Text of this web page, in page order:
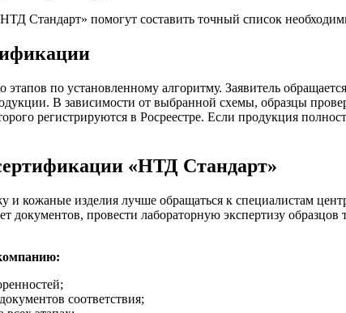
Стандарт» помогут составить точный список
по установленному алгоритму. Заявитель
В зависимости от выбранной схемы, образцы
регистрируются в Росреестре. Если продукция
«НТД Стандарт»
и кожаные изделия лучше обращаться к специалистам
документов, провести лабораторную экспертизу
соответствия;